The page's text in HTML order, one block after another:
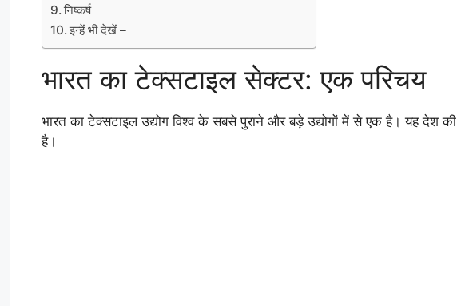
निष्कर्ष
इन्हें भी देखें –
भारत का टेक्सटाइल सेक्टर: एक परिचय
भारत का टेक्सटाइल उद्योग विश्व के सबसे पुराने और बड़े उद्योगों में से एक है। यह देश की
है।